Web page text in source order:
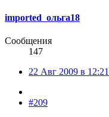
imported_ольга18
Сообщения
147
22 Авг 2009 в 12:21
#209